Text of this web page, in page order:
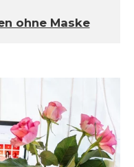
ohne Maske